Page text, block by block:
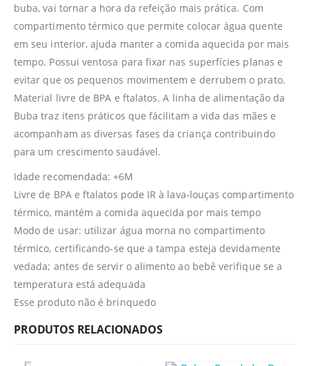
buba, vai tornar a hora da refeição mais prática. Com
compartimento térmico que permite colocar água quente
em seu interior, ajuda manter a comida aquecida por mais
tempo. Possui ventosa para fixar nas superfícies planas e
evitar que os pequenos movimentem e derrubem o prato.
Material livre de BPA e ftalatos. A linha de alimentação da
Buba traz itens práticos que fácilitam a vida das mães e
acompanham as diversas fases da criança contribuindo
para um crescimento saudável.
Idade recomendada: +6M
Livre de BPA e ftalatos pode IR à lava-louças compartimento
térmico, mantém a comida aquecida por mais tempo
Modo de usar: utilizar água morna no compartimento
térmico, certificando-se que a tampa esteja devidamente
vedada; antes de servir o alimento ao bebê verifique se a
temperatura está adequada
Esse produto não é brinquedo
PRODUTOS RELACIONADOS